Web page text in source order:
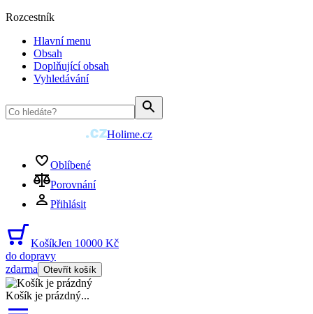
Rozcestník
Hlavní menu
Obsah
Doplňující obsah
Vyhledávání
Holime.cz
Oblíbené
Porovnání
Přihlásit
KošíkJen 10000 Kč
do dopravy
zdarma Otevřít košík
Košík je prázdný...